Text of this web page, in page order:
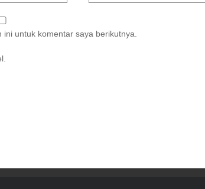
untuk komentar saya berikutnya.